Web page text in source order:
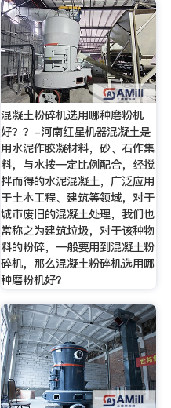
混凝土粉碎机选用哪种磨粉机
好？？-河南红星机器混凝土是
用水泥作胶凝材料，砂、石作集
料，与水按一定比例配合，经搅
拌而得的水泥混凝土，广泛应用
于土木工程、建筑等领域，对于
城市废旧的混凝土处理，我们也
常称之为建筑垃圾，对于该种物
料的粉碎，一般要用到混凝土粉
碎机，那么混凝土粉碎机选用哪
种磨粉机好？